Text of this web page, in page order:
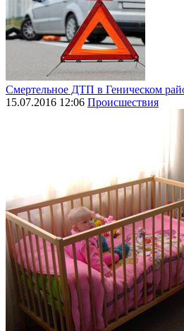
Смертельное ДТП в Геническом
15.07.2016 12:06 Происшествия